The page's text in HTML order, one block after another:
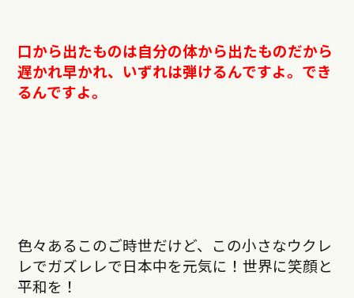
口から出たものは自分の体から出たものだから
遅かれ早かれ、いずれは弾けるんですよ。でき
るんですよ。
色々あるこのご時世だけど、この小さなウクレ
レでガズレレで日本中を元気に！世界に笑顔と
平和を！